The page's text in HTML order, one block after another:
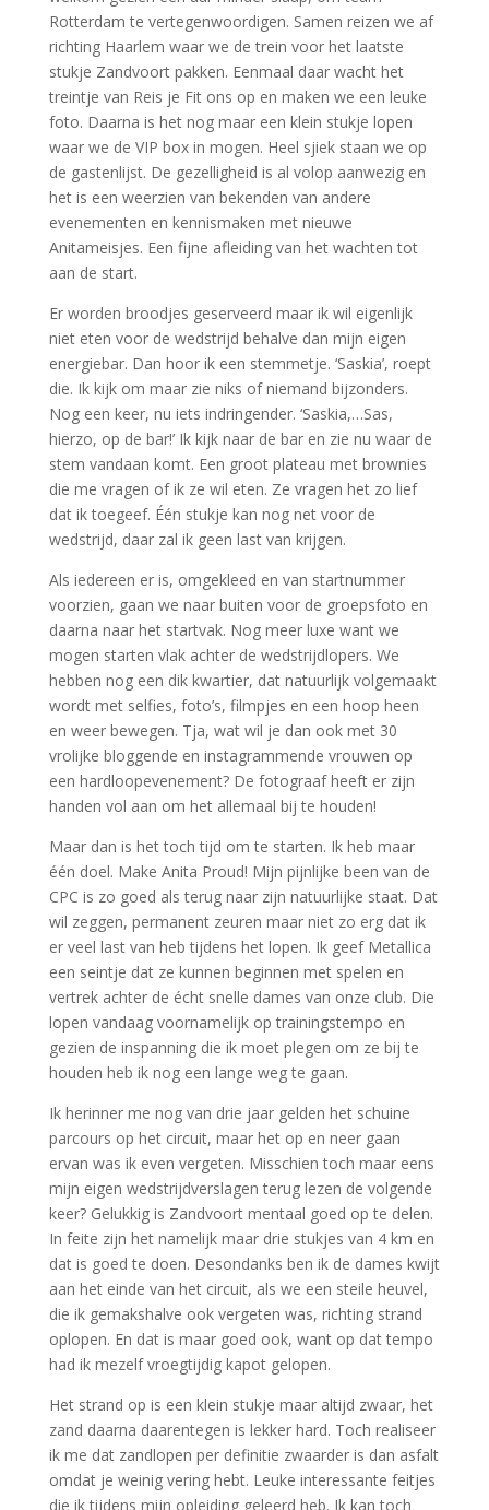
Rotterdam te vertegenwoordigen. Samen reizen we af
richting Haarlem waar we de trein voor het laatste
stukje Zandvoort pakken. Eenmaal daar wacht het
treintje van Reis je Fit ons op en maken we een leuke
foto. Daarna is het nog maar een klein stukje lopen
waar we de VIP box in mogen. Heel sjiek staan we op
de gastenlijst. De gezelligheid is al volop aanwezig en
het is een weerzien van bekenden van andere
evenementen en kennismaken met nieuwe
Anitameisjes. Een fijne afleiding van het wachten tot
aan de start.
Er worden broodjes geserveerd maar ik wil eigenlijk
niet eten voor de wedstrijd behalve dan mijn eigen
energiebar. Dan hoor ik een stemmetje. ‘Saskia’, roept
die. Ik kijk om maar zie niks of niemand bijzonders.
Nog een keer, nu iets indringender. ‘Saskia,…Sas,
hierzo, op de bar!’ Ik kijk naar de bar en zie nu waar de
stem vandaan komt. Een groot plateau met brownies
die me vragen of ik ze wil eten. Ze vragen het zo lief
dat ik toegeef. Één stukje kan nog net voor de
wedstrijd, daar zal ik geen last van krijgen.
Als iedereen er is, omgekleed en van startnummer
voorzien, gaan we naar buiten voor de groepsfoto en
daarna naar het startvak. Nog meer luxe want we
mogen starten vlak achter de wedstrijdlopers. We
hebben nog een dik kwartier, dat natuurlijk volgemaakt
wordt met selfies, foto’s, filmpjes en een hoop heen
en weer bewegen. Tja, wat wil je dan ook met 30
vrolijke bloggende en instagrammende vrouwen op
een hardloopevenement? De fotograaf heeft er zijn
handen vol aan om het allemaal bij te houden!
Maar dan is het toch tijd om te starten. Ik heb maar
één doel. Make Anita Proud! Mijn pijnlijke been van de
CPC is zo goed als terug naar zijn natuurlijke staat. Dat
wil zeggen, permanent zeuren maar niet zo erg dat ik
er veel last van heb tijdens het lopen. Ik geef Metallica
een seintje dat ze kunnen beginnen met spelen en
vertrek achter de écht snelle dames van onze club. Die
lopen vandaag voornamelijk op trainingstempo en
gezien de inspanning die ik moet plegen om ze bij te
houden heb ik nog een lange weg te gaan.
Ik herinner me nog van drie jaar gelden het schuine
parcours op het circuit, maar het op en neer gaan
ervan was ik even vergeten. Misschien toch maar eens
mijn eigen wedstrijdverslagen terug lezen de volgende
keer? Gelukkig is Zandvoort mentaal goed op te delen.
In feite zijn het namelijk maar drie stukjes van 4 km en
dat is goed te doen. Desondanks ben ik de dames kwijt
aan het einde van het circuit, als we een steile heuvel,
die ik gemakshalve ook vergeten was, richting strand
oplopen. En dat is maar goed ook, want op dat tempo
had ik mezelf vroegtijdig kapot gelopen.
Het strand op is een klein stukje maar altijd zwaar, het
zand daarna daarentegen is lekker hard. Toch realiseer
ik me dat zandlopen per definitie zwaarder is dan asfalt
omdat je weinig vering hebt. Leuke interessante feitjes
die ik tijdens mijn opleiding geleerd heb. Ik kan toch